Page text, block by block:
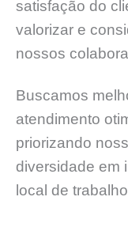
satisfação do
valorizar e
nossos
Buscamos
atendimento
priorizando
diversidade em
local de